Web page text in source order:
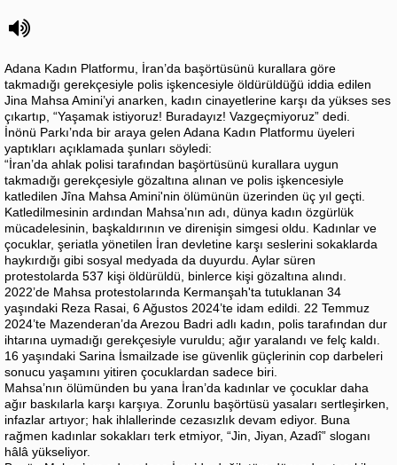
Adana Kadın Platformu, İran’da başörtüsünü kurallara göre
takmadığı gerekçesiyle polis işkencesiyle öldürüldüğü iddia edilen
Jina Mahsa Amini’yi anarken, kadın cinayetlerine karşı da yükses ses
çıkartıp, “Yaşamak istiyoruz! Buradayız! Vazgeçmiyoruz” dedi.
İnönü Parkı’nda bir araya gelen Adana Kadın Platformu üyeleri
yaptıkları açıklamada şunları söyledi:
“İran’da ahlak polisi tarafından başörtüsünü kurallara uygun
takmadığı gerekçesiyle gözaltına alınan ve polis işkencesiyle
katledilen Jîna Mahsa Amini'nin ölümünün üzerinden üç yıl geçti.
Katledilmesinin ardından Mahsa’nın adı, dünya kadın özgürlük
mücadelesinin, başkaldırının ve direnişin simgesi oldu. Kadınlar ve
çocuklar, şeriatla yönetilen İran devletine karşı seslerini sokaklarda
haykırdığı gibi sosyal medyada da duyurdu. Aylar süren
protestolarda 537 kişi öldürüldü, binlerce kişi gözaltına alındı.
2022’de Mahsa protestolarında Kermanşah'ta tutuklanan 34
yaşındaki Reza Rasai, 6 Ağustos 2024’te idam edildi. 22 Temmuz
2024’te Mazenderan’da Arezou Badri adlı kadın, polis tarafından dur
ihtarına uymadığı gerekçesiyle vuruldu; ağır yaralandı ve felç kaldı.
16 yaşındaki Sarina İsmailzade ise güvenlik güçlerinin cop darbeleri
sonucu yaşamını yitiren çocuklardan sadece biri.
Mahsa’nın ölümünden bu yana İran’da kadınlar ve çocuklar daha
ağır baskılarla karşı karşıya. Zorunlu başörtüsü yasaları sertleşirken,
infazlar artıyor; hak ihlallerinde cezasızlık devam ediyor. Buna
rağmen kadınlar sokakları terk etmiyor, “Jin, Jiyan, Azadî” sloganı
hâlâ yükseliyor.